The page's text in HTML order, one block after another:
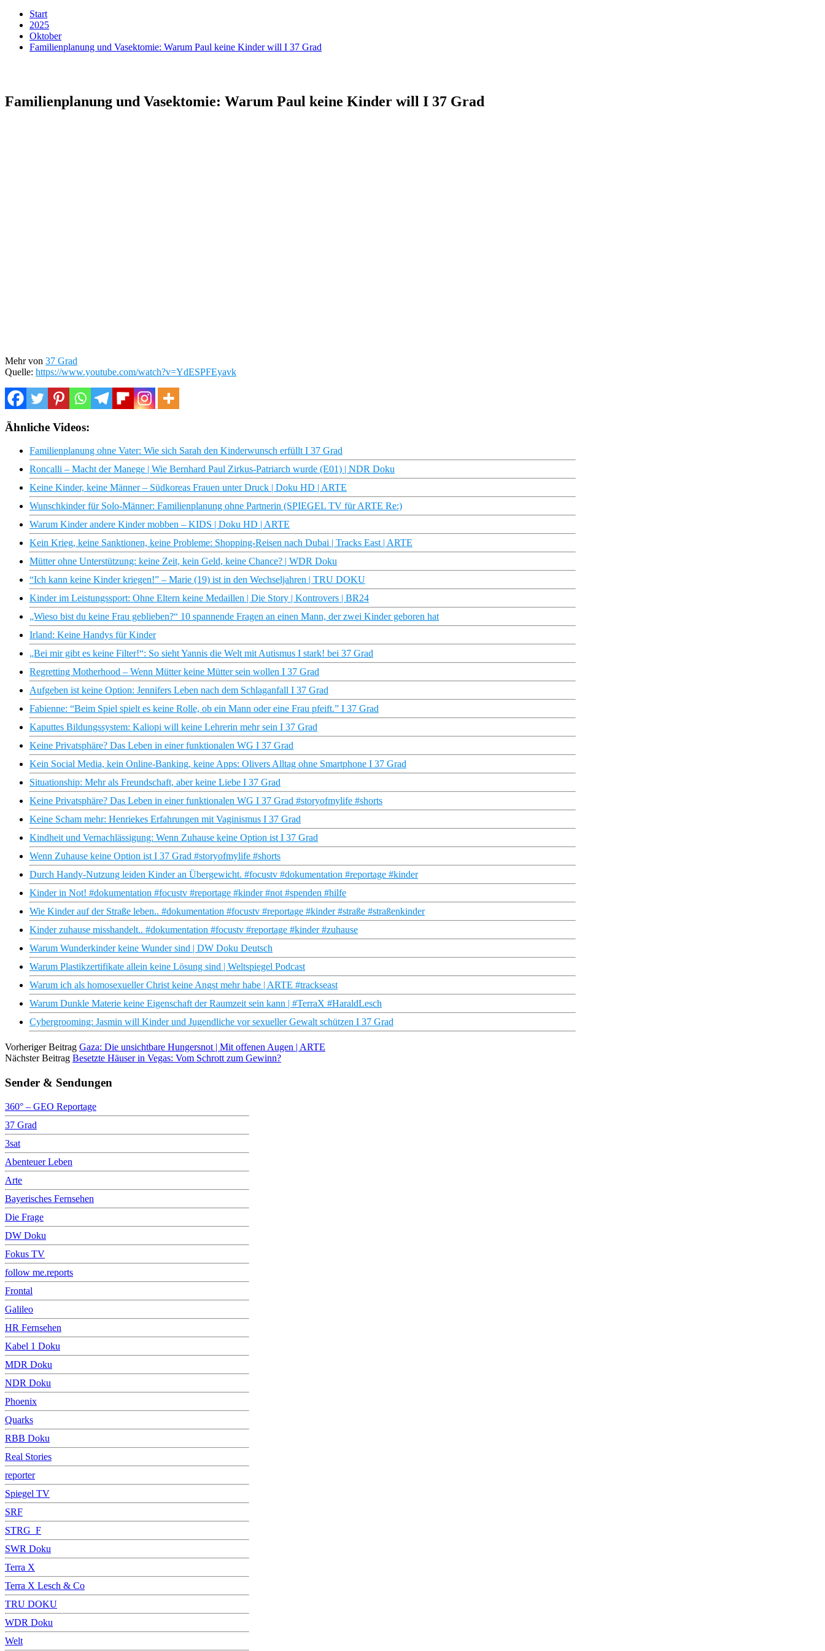
Start
2025
Oktober
Familienplanung und Vasektomie: Warum Paul keine Kinder will I 37 Grad
Familienplanung und Vasektomie: Warum Paul keine Kinder will I 37 Grad
Mehr von 37 Grad
Quelle: https://www.youtube.com/watch?v=YdESPFEyavk
Ähnliche Videos:
Familienplanung ohne Vater: Wie sich Sarah den Kinderwunsch erfüllt I 37 Grad
Roncalli – Macht der Manege | Wie Bernhard Paul Zirkus-Patriarch wurde (E01) | NDR Doku
Keine Kinder, keine Männer – Südkoreas Frauen unter Druck | Doku HD | ARTE
Wunschkinder für Solo-Männer: Familienplanung ohne Partnerin (SPIEGEL TV für ARTE Re:)
Warum Kinder andere Kinder mobben – KIDS | Doku HD | ARTE
Kein Krieg, keine Sanktionen, keine Probleme: Shopping-Reisen nach Dubai | Tracks East | ARTE
Mütter ohne Unterstützung: keine Zeit, kein Geld, keine Chance? | WDR Doku
“Ich kann keine Kinder kriegen!” – Marie (19) ist in den Wechseljahren | TRU DOKU
Kinder im Leistungssport: Ohne Eltern keine Medaillen | Die Story | Kontrovers | BR24
„Wieso bist du keine Frau geblieben?“ 10 spannende Fragen an einen Mann, der zwei Kinder geboren hat
Irland: Keine Handys für Kinder
„Bei mir gibt es keine Filter!“: So sieht Yannis die Welt mit Autismus I stark! bei 37 Grad
Regretting Motherhood – Wenn Mütter keine Mütter sein wollen I 37 Grad
Aufgeben ist keine Option: Jennifers Leben nach dem Schlaganfall I 37 Grad
Fabienne: “Beim Spiel spielt es keine Rolle, ob ein Mann oder eine Frau pfeift.” I 37 Grad
Kaputtes Bildungssystem: Kaliopi will keine Lehrerin mehr sein I 37 Grad
Keine Privatsphäre? Das Leben in einer funktionalen WG I 37 Grad
Kein Social Media, kein Online-Banking, keine Apps: Olivers Alltag ohne Smartphone I 37 Grad
Situationship: Mehr als Freundschaft, aber keine Liebe I 37 Grad
Keine Privatsphäre? Das Leben in einer funktionalen WG I 37 Grad #storyofmylife #shorts
Keine Scham mehr: Henriekes Erfahrungen mit Vaginismus I 37 Grad
Kindheit und Vernachlässigung: Wenn Zuhause keine Option ist I 37 Grad
Wenn Zuhause keine Option ist I 37 Grad #storyofmylife #shorts
Durch Handy-Nutzung leiden Kinder an Übergewicht. #focustv #dokumentation #reportage #kinder
Kinder in Not! #dokumentation #focustv #reportage #kinder #not #spenden #hilfe
Wie Kinder auf der Straße leben.. #dokumentation #focustv #reportage #kinder #straße #straßenkinder
Kinder zuhause misshandelt.. #dokumentation #focustv #reportage #kinder #zuhause
Warum Wunderkinder keine Wunder sind | DW Doku Deutsch
Warum Plastikzertifikate allein keine Lösung sind | Weltspiegel Podcast
Warum ich als homosexueller Christ keine Angst mehr habe | ARTE #trackseast
Warum Dunkle Materie keine Eigenschaft der Raumzeit sein kann | #TerraX #HaraldLesch
Cybergrooming: Jasmin will Kinder und Jugendliche vor sexueller Gewalt schützen I 37 Grad
Vorheriger Beitrag Gaza: Die unsichtbare Hungersnot | Mit offenen Augen | ARTE
Nächster Beitrag Besetzte Häuser in Vegas: Vom Schrott zum Gewinn?
Sender & Sendungen
360° – GEO Reportage
37 Grad
3sat
Abenteuer Leben
Arte
Bayerisches Fernsehen
Die Frage
DW Doku
Fokus TV
follow me.reports
Frontal
Galileo
HR Fernsehen
Kabel 1 Doku
MDR Doku
NDR Doku
Phoenix
Quarks
RBB Doku
Real Stories
reporter
Spiegel TV
SRF
STRG_F
SWR Doku
Terra X
Terra X Lesch & Co
TRU DOKU
WDR Doku
Welt